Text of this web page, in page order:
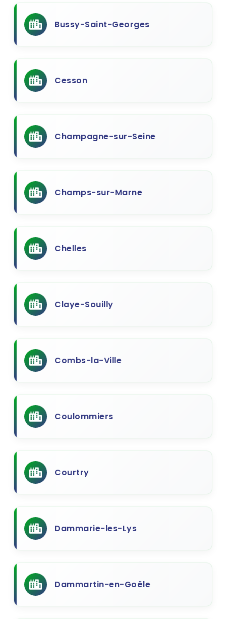
Bussy-Saint-Georges
Cesson
Champagne-sur-Seine
Champs-sur-Marne
Chelles
Claye-Souilly
Combs-la-Ville
Coulommiers
Courtry
Dammarie-les-Lys
Dammartin-en-Goële